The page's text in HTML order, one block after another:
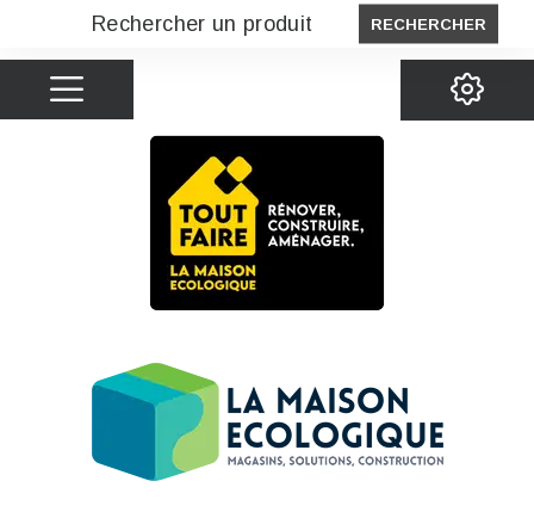
RECHERCHER